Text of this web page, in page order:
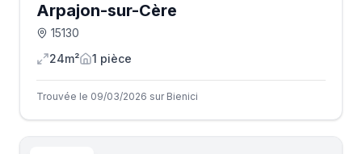
Arpajon-sur-Cère
15130
24m²
1 pièce
Trouvée le 09/03/2026 sur Bienici